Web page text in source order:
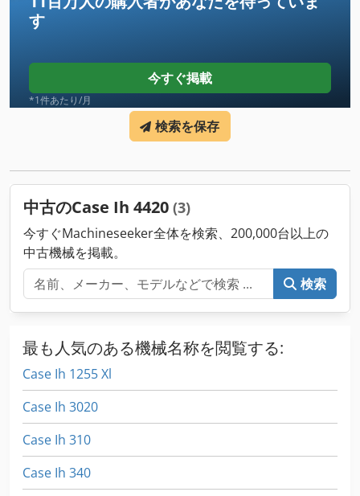
す
今すぐ掲載
*1件あたり/月
検索を保存
中古のCase Ih 4420 (3)
今すぐMachineseeker全体を検索、200,000台以上の
中古機械を掲載。
検索
最も人気のある機械名称を閲覧する:
Case Ih 1255 Xl
Case Ih 3020
Case Ih 310
Case Ih 340